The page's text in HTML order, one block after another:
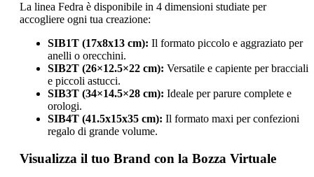
La linea Fedra è disponibile in 4 dimensioni studiate per
accogliere ogni tua creazione:
SIB1T (17x8x13 cm): Il formato piccolo e aggraziato per
anelli o orecchini.
SIB2T (26×12.5×22 cm): Versatile e capiente per bracciali
e piccoli astucci.
SIB3T (34×14.5×28 cm): Ideale per parure complete e
orologi.
SIB4T (41.5x15x35 cm): Il formato maxi per confezioni
regalo di grande volume.
Visualizza il tuo Brand con la Bozza Virtuale